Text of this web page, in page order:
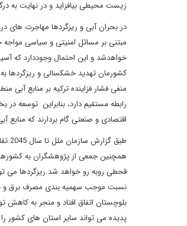
زیست محیطی بیافزاید و در نهایت به
در بحران آبی و ریزگردها مهاجرت
مبتنی بر مسائل امنیتی و سیاسی
خواهدشد و این احتمال وجوددارد که
کشورمان تهدید خشکسالی و ریزگردها
منفی فشار فزاینده ترکیه بر منابع
رابطه مستقیم دارد، بنابراین توسعه
اقتصادی و صنعتی گام بردارند که منابع
همچنین جمعی از پژوهشگران به کشورهای
قحطی روبه رو خواهد شد.ریزگردها می
نسبت موجب سهمیه بندی مصرف برق و
بلوچستان اتفاق افتاد و منجر به
پدیده می تواند سایر استان های کشور را